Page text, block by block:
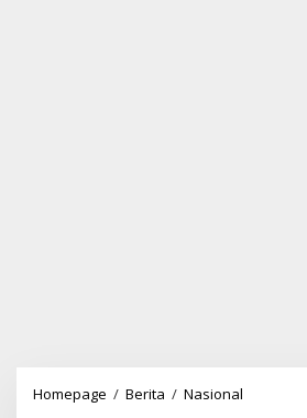
Homepage / Berita / Nasional